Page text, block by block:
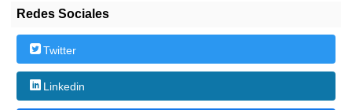
Redes Sociales
Twitter
Linkedin